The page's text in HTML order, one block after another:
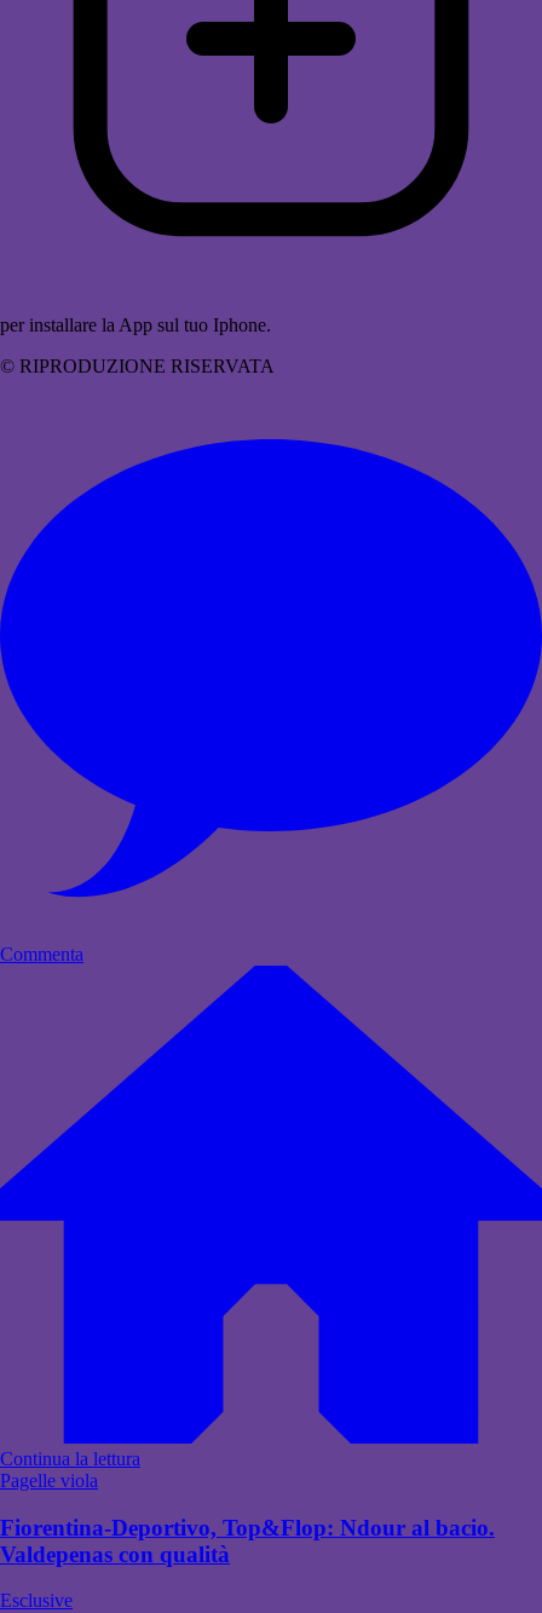
per installare la App sul tuo Iphone.
© RIPRODUZIONE RISERVATA
Commenta
Continua la lettura
Pagelle viola
Fiorentina-Deportivo, Top&Flop: Ndour al bacio.
Valdepenas con qualità
Esclusive